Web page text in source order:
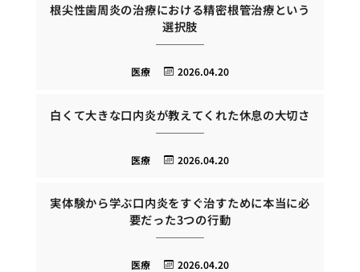
根尖性歯周炎の治療における精密根管治療という
選択肢
2026.04.20
医療
白くて大きな口内炎が教えてくれた休息の大切さ
2026.04.20
医療
実体験から学ぶ口内炎をすぐ治すために本当に必
要だった3つの行動
2026.04.20
医療